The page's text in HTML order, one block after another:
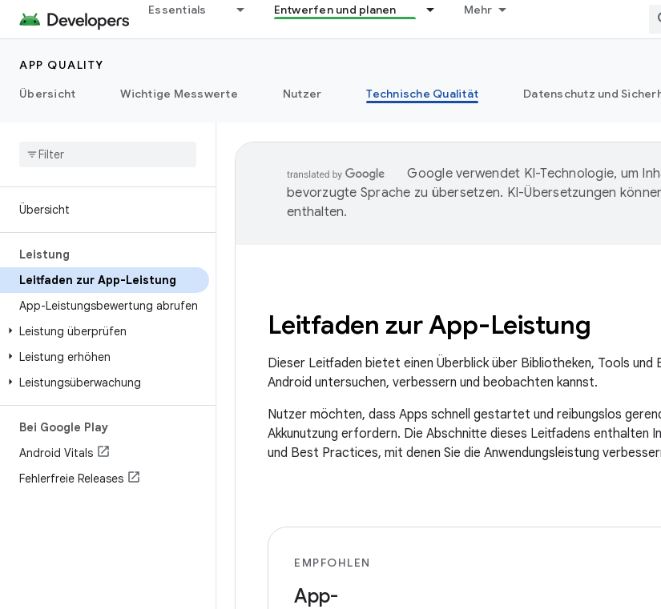
Essentials Entwerfen und planen Mehr
APP QUALITY
Übersicht
Wichtige Messwerte Nutzer Technische Qualität Datenschutz und
Übersicht
Leistung
Leitfaden zur App-Leistung
App-Leistungsbewertung abrufen
Leistung überprüfen
Leistung erhöhen
Leistungsüberwachung
Bei Google Play
Android Vitals
Fehlerfreie Releases
Google verwendet KI-Technologie, um
bevorzugte Sprache zu übersetzen. KI-Übersetzungen
enthalten.
Leitfaden zur App-Leistung
Dieser Leitfaden bietet einen Überblick über Bibliotheken, Tools
Android untersuchen, verbessern und beobachten kannst.
Nutzer möchten, dass Apps schnell gestartet und reibungslos
Akkunutzung erfordern. Die Abschnitte dieses Leitfadens enthalten
und Best Practices, mit denen Sie die Anwendungsleistung
EMPFOHLEN
App-